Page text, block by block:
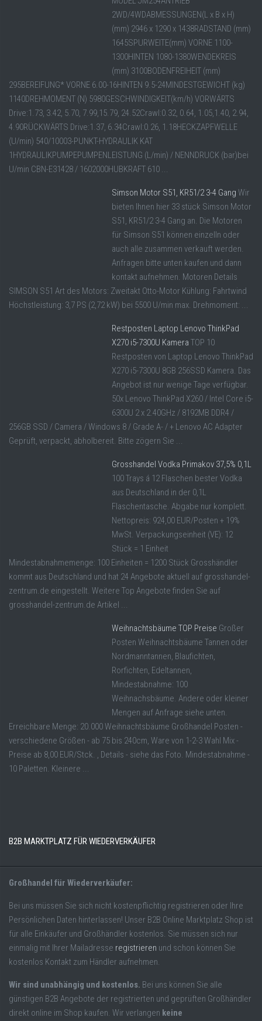
2WD/4WDABMESSUNGEN(L x B x H)
(mm) 2946 x 1290 x 1438RADSTAND (mm)
1645SPURWEITE(mm) VORNE 1100-
1300HINTEN 1080-1380WENDEKREIS
(mm) 3100BODENFREIHEIT (mm)
295BEREIFUNG* VORNE 6.00-16HINTEN 9.5-24MINDESTGEWICHT (kg)
1140DREHMOMENT (N) 5980GESCHWINDIGKEIT(km/h) VORWÄRTS
Drive:1.73, 3.42, 5.70, 7.99,15.79, 24.52Crawl:0.32, 0.64, 1.05,1.40, 2.94,
4.90RÜCKWÄRTS Drive:1.37, 6.34Crawl:0.26, 1.18HECKZAPFWELLE
(U/min) 540/10003-PUNKT-HYDRAULIK KAT
1HYDRAULIKPUMPEPUMPENLEISTUNG (L/min) / NENNDRUCK (bar)bei
U/min CBN-E31428 / 1602000HUBKRAFT 610 ...
Simson Motor S51, KR51/2 3-4 Gang Wir
bieten Ihnen hier 33 stück Simson Motor
S51, KR51/2 3-4 Gang an. Die Motoren
für Simson S51 können einzelln oder
auch alle zusammen verkauft werden.
Anfragen bitte unten kaufen und dann
kontakt aufnehmen. Motoren Details
SIMSON S51 Art des Motors: Zweitakt Otto-Motor Kühlung: Fahrtwind
Höchstleistung: 3,7 PS (2,72 kW) bei 5500 U/min max. Drehmoment: ...
Restposten Laptop Lenovo ThinkPad
X270 i5-7300U Kamera TOP 10
Restposten von Laptop Lenovo ThinkPad
X270 i5-7300U 8GB 256SSD Kamera. Das
Angebot ist nur wenige Tage verfügbar.
50x Lenovo ThinkPad X260 / Intel Core i5-
6300U 2 x 2.40GHz / 8192MB DDR4 /
256GB SSD / Camera / Windows 8 / Grade A- / + Lenovo AC Adapter
Geprüft, verpackt, abholbereit. Bitte zögern Sie ...
Grosshandel Vodka Primakov 37,5% 0,1L
100 Trays á 12 Flaschen bester Vodka
aus Deutschland in der 0,1L
Flaschentasche. Abgabe nur komplett.
Nettopreis: 924,00 EUR/Posten + 19%
MwSt. Verpackungseinheit (VE): 12
Stück = 1 Einheit
Mindestabnahmemenge: 100 Einheiten = 1200 Stück Grosshändler
kommt aus Deutschland und hat 24 Angebote aktuell auf grosshandel-
zentrum.de eingestellt. Weitere Top Angebote finden Sie auf
grosshandel-zentrum.de Artikel ...
Weihnachtsbäume TOP Preise Großer
Posten Weihnachtsbäume Tannen oder
Nordmanntannen, Blaufichten,
Rorfichten, Edeltannen,
Mindestabnahme: 100
Weihnachsbäume. Andere oder kleiner
Mengen auf Anfrage siehe unten.
Erreichbare Menge: 20.000 Weihnachtsbäume Großhandel Posten -
verschiedene Größen - ab 75 bis 240cm, Ware von 1-2-3 Wahl Mix -
Preise ab 8,00 EUR/Stck. , Details - siehe das Foto. Mindestabnahme -
10 Paletten. Kleinere ...
B2B MARKTPLATZ FÜR WIEDERVERKÄUFER
Großhandel für Wiederverkäufer:
Bei uns müssen Sie sich nicht kostenpflichtig registrieren oder Ihre
Persönlichen Daten hinterlassen! Unser B2B Online Marktplatz Shop ist
für alle Einkäufer und Großhändler kostenlos. Sie müssen sich nur
einmalig mit Ihrer Mailadresse registrieren und schon können Sie
kostenlos Kontakt zum Händler aufnehmen.
Wir sind unabhängig und kostenlos. Bei uns können Sie alle
günstigen B2B Angebote der registrierten und geprüften Großhändler
direkt online im Shop kaufen. Wir verlangen keine